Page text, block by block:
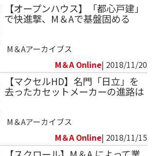
【オープンハウス】「都心戸建」
で快進撃、M＆Aで基盤固める
M＆Aアーカイブス
M＆A Online| 2018/11/20
【マクセルHD】名門「日立」を
去ったカセットメーカーの進路は
M＆Aアーカイブス
M＆A Online| 2018/11/15